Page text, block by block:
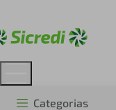
Categorias